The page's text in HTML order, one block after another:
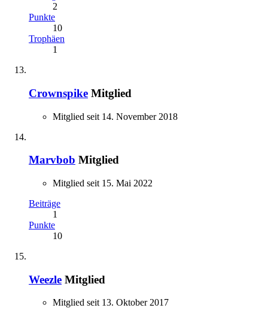
2
Punkte
10
Trophäen
1
Crownspike Mitglied
Mitglied seit 14. November 2018
Marvbob Mitglied
Mitglied seit 15. Mai 2022
Beiträge
1
Punkte
10
Weezle Mitglied
Mitglied seit 13. Oktober 2017